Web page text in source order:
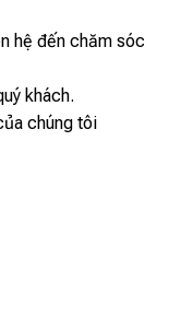
hệ đến chăm sóc
khách.
chúng tôi